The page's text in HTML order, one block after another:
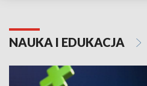
NAUKA I EDUKACJA